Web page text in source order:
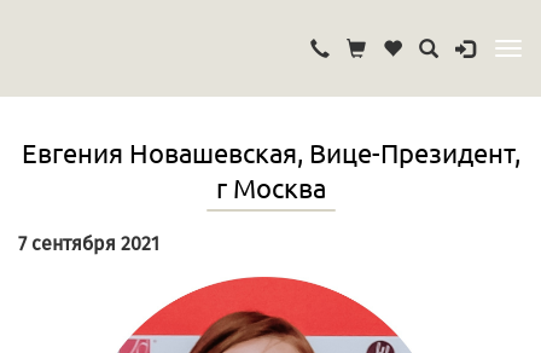
Евгения Новашевская, Вице-Президент,
г Москва
7 сентября 2021